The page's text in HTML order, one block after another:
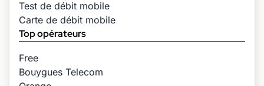
Test de débit mobile
Carte de débit mobile
Top opérateurs
Free
Bouygues Telecom